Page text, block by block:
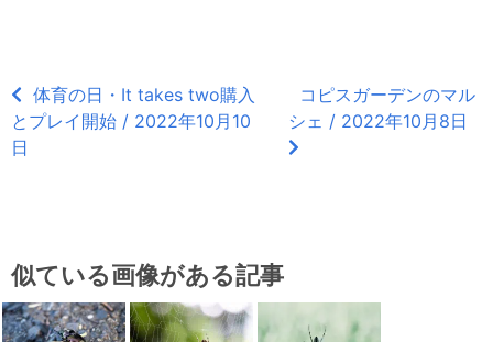
体育の日・It takes two購入
とプレイ開始 / 2022年10月10
日
コピスガーデンのマル
シェ / 2022年10月8日
似ている画像がある記事